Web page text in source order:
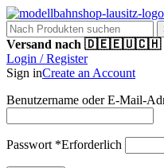
Versand nach 🇩🇪🇪🇺🇨🇭
Login / Register
Sign inCreate an Account
Benutzername oder E-Mail-
Passwort *Erforderlich